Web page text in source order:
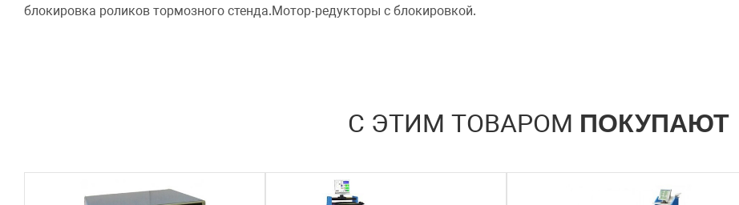
блокировка роликов тормозного стенда.Мотор-редукторы с блокировкой.
С ЭТИМ ТОВАРОМ ПОКУПАЮТ
Мотор-редукторы для 2-скоростных стендов с блокировкой
ЗАКАЗАТЬ ЗВОНОК